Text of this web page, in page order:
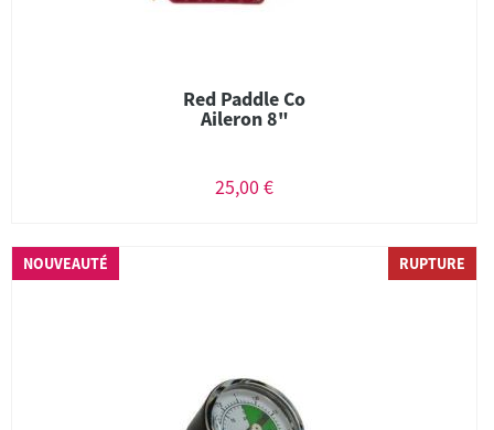
Red Paddle Co
Aileron 8"
25,00 €
NOUVEAUTÉ RUPTURE